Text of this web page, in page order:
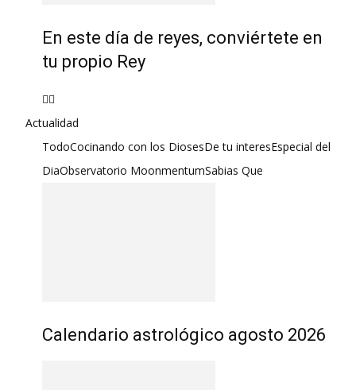
En este día de reyes, conviértete en
tu propio Rey
Actualidad
TodoCocinando con los DiosesDe tu interesEspecial del
DiaObservatorio MoonmentumSabias Que
Calendario astrológico agosto 2026